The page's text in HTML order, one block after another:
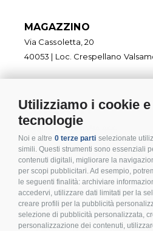
Utilizziamo i cookie
tecnologie
Noi e altre 0 terze parti selezionate
simili. Questi strumenti sono essenziali
contenuti digitali, migliorare la
per scopi pubblicitari. Ad esempio,
le seguenti finalità: archiviare
accedervi, utilizzare dati limitati per la
creare profili per la pubblicità
selezione di pubblicità personalizzata,
personalizzazione dei contenuti,
MAGAZZINO
Via Cassoletta, 20
40053 | Loc. Crespellano
CONTATTI
+ 39 0541 794 444
info@inoxmare.it
SEGUICI